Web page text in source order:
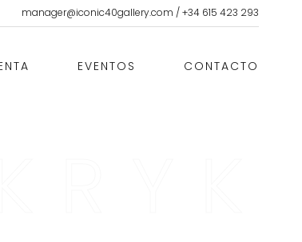
manager@iconic40gallery.com /+34 615 423 293
EVENTOS CONTACTO